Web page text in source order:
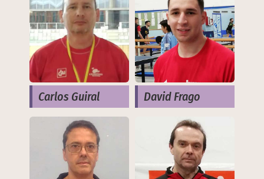
Carlos Guiral David Frago